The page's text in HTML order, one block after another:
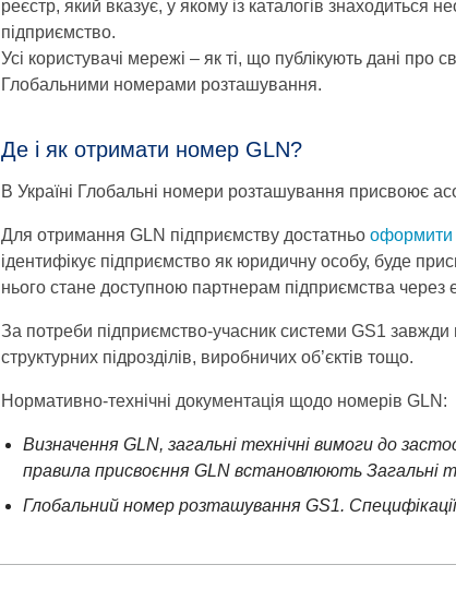
реєстр, який вказує, у якому із каталогів знаходиться
підприємство.
Усі користувачі мережі – як ті, що публікують дані про
Глобальними номерами розташування.
Де і як отримати номер GLN?
В Україні Глобальні номери розташування присвоює
Для отримання GLN підприємству достатньо оформити
ідентифікує підприємство як юридичну особу, буде
нього стане доступною партнерам підприємства через
За потреби підприємство-учасник системи GS1
структурних підрозділів, виробничих об’єктів тощо.
Нормативно-технічні документація щодо номерів GLN:
Визначення GLN, загальні технічні вимоги до
правила присвоєння GLN встановлюють Загальні
Глобальний номер розташування GS1.